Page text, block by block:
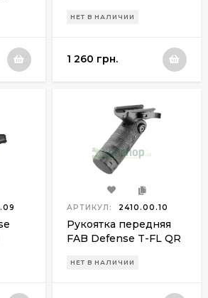
НЕТ В НАЛИЧИИ
1 260 грн.
АРТИКУЛ: 2410.00.10
Рукоятка передняя
FAB Defense T-FL QR
быстросъёмная
НЕТ В НАЛИЧИИ